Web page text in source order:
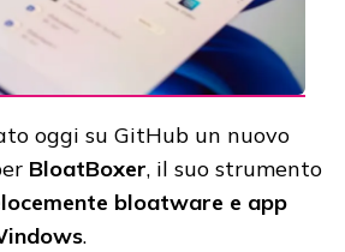
oggi su GitHub un nuovo
BloatBoxer, il suo strumento
bloatware e app
.